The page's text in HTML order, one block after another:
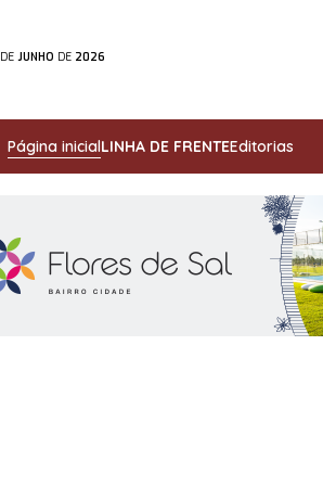
DE JUNHO DE 2026
Página inicialLINHA DE FRENTEEditorias